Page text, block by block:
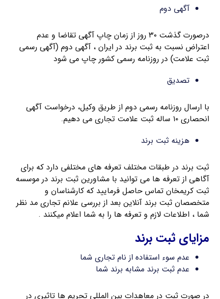
آگهی دوم
درصورت گذشت ۳۰ روز از زمان چاپ آگهی تقاضا و عدم
اعتراض نسبت به ثبت برند در ایران ، آگهی دوم (آگهی رسمی
ثبت علامت) در روزنامه رسمی کشور چاپ می شود
تصدیق
با ارسال روزنامه رسمی دوم از طریق وکیل، درخواست آگهی
انحصاری ۱۰ ساله ثبت علامت تجاری می دهیم.
هزینه ثبت برند
ثبت برند در طبقات مختلف تعرفه های مختلفی دارد که برای
آگاهی از تعرفه ها می توانید با مشاورین ثبت برند در موسسه
ثبت کریمخان تماس حاصل فرمایید که کارشناسان و
متخصصان ثبت برند آنلاین بعد از بررسی علانم تجاری مد نظر
شما ، اطلاعات لازم و تعرفه ها را به شما اعلام میکنند .
مزایای ثبت برند
عدم سوء استفاده از نام تجاری شما
عدم ثبت برند مشابه برند شما
در صورت ثبت در معاهدات بین المللی تحریم ها تاثیری در